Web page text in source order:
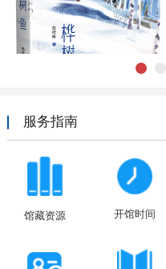
查看详细 >
3
服务指南
馆藏资源 开馆时间